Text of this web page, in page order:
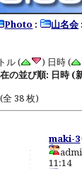
Photo : 山名会 :
ル ( ) 日時 (
の並び順: 日時 (
全 38 枚)
maki-3
11:14